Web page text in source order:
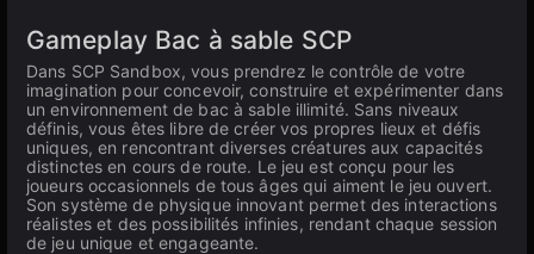
Gameplay Bac à sable SCP
Dans SCP Sandbox, vous prendrez le contrôle de votre
imagination pour concevoir, construire et expérimenter dans
un environnement de bac à sable illimité. Sans niveaux
définis, vous êtes libre de créer vos propres lieux et défis
uniques, en rencontrant diverses créatures aux capacités
distinctes en cours de route. Le jeu est conçu pour les
joueurs occasionnels de tous âges qui aiment le jeu ouvert.
Son système de physique innovant permet des interactions
réalistes et des possibilités infinies, rendant chaque session
de jeu unique et engageante.